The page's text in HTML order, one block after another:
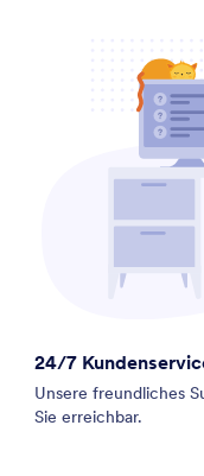
24/7
Unsere freundliches
Sie erreichbar.